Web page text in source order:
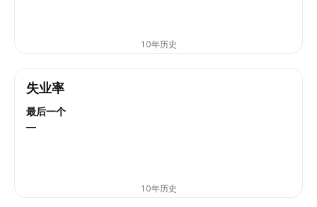
10年历史
失业率
最后一个
—
10年历史